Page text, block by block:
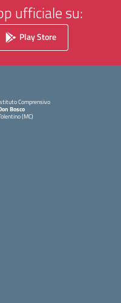
ufficiale su:
Play Store
Comprensivo
Bosco
(MC)